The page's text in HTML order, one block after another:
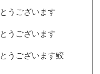
うございます
うございます
うございます鮫